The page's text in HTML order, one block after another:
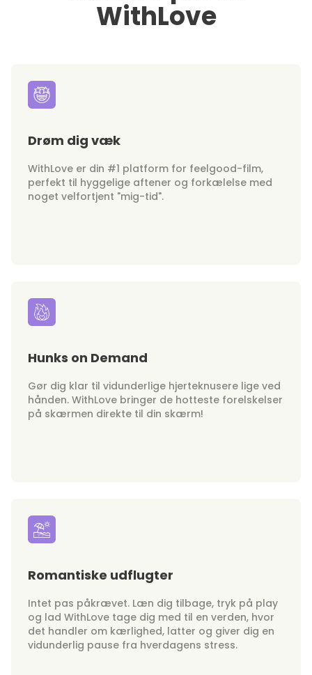
WithLove
Drøm dig væk
WithLove er din #1 platform for feelgood-film,
perfekt til hyggelige aftener og forkælelse med
noget velfortjent "mig-tid".
Hunks on Demand
Gør dig klar til vidunderlige hjerteknusere lige ved
hånden. WithLove bringer de hotteste forelskelser
på skærmen direkte til din skærm!
Romantiske udflugter
Intet pas påkrævet. Læn dig tilbage, tryk på play
og lad WithLove tage dig med til en verden, hvor
det handler om kærlighed, latter og giver dig en
vidunderlig pause fra hverdagens stress.